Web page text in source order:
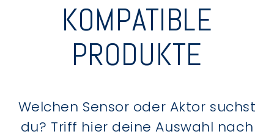
KOMPATIBLE
PRODUKTE
Welchen Sensor oder Aktor suchst
du? Triff hier deine Auswahl nach